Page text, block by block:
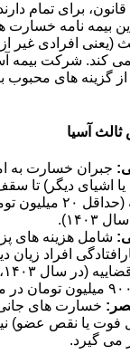
برای تمام
بیمه نامه خسارت
افرادی غیر از
کند. شرکت بیمه
گزینه های محبوب
آسیا
جبران خسارت به
اشیای دیگر) تا
شامل هزینه های
افراد زیان
خسارت های جانی
فوت یا نقص عضو)
گیرد.